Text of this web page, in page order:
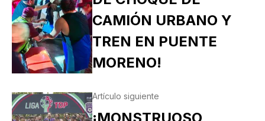
CAMIÓN URBANO Y
TREN EN PUENTE
MORENO!
Artículo siguiente